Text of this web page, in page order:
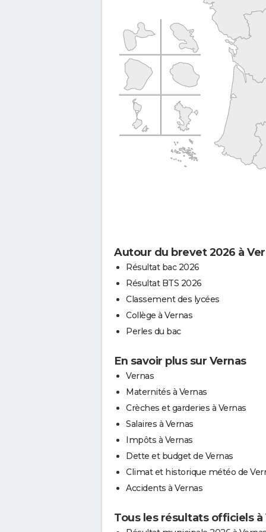
Autour du brevet 2026 à
Résultat bac 2026
Résultat BTS 2026
Classement des lycées
Collège à Vernas
Perles du bac
En savoir plus sur Vernas
Vernas
Maternités à Vernas
Crèches et garderies à Vernas
Salaires à Vernas
Impôts à Vernas
Dette et budget de Vernas
Climat et historique météo de
Accidents à Vernas
Tous les résultats officiels à